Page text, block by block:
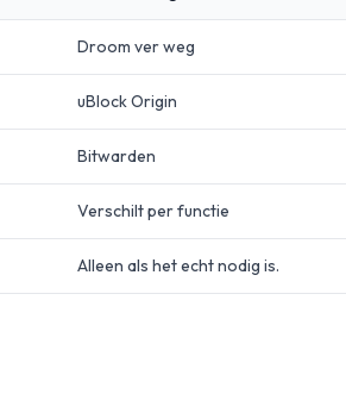
Droom ver weg
uBlock Origin
Bitwarden
Verschilt per functie
Alleen als het echt nodig is.